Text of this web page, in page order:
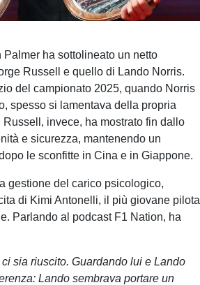
Palmer ha sottolineato un netto
Russell e quello di Lando Norris.
del campionato 2025, quando Norris
spesso si lamentava della propria
invece, ha mostrato fin dallo
e sicurezza, mantenendo un
le sconfitte in Cina e in Giappone.
gestione del carico psicologico,
di Kimi Antonelli, il più giovane pilota
Parlando al podcast F1 Nation, ha
sia riuscito. Guardando lui e Lando
Lando sembrava portare un